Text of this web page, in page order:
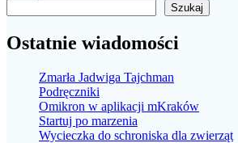
Szukaj
Ostatnie wiadomości
Zmarła Jadwiga Tajchman
Podręczniki
Omikron w aplikacji mKraków
Startuj po marzenia
Wycieczka do schroniska dla zwierząt